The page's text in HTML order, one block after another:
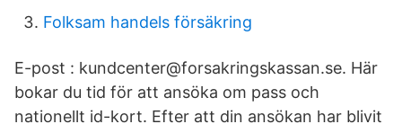
Folksam handels försäkring
E-post : kundcenter@forsakringskassan.se. Här
bokar du tid för att ansöka om pass och
nationellt id-kort. Efter att din ansökan har blivit